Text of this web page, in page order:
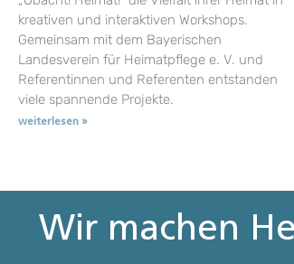
kreativen und interaktiven Workshops.
Gemeinsam mit dem Bayerischen
Landesverein für Heimatpflege e. V. und
Referentinnen und Referenten entstanden
viele spannende Projekte.
weiterlesen »
Wir machen